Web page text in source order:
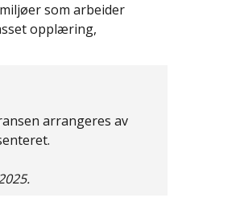
som arbeider
opplæring,
arrangeres av